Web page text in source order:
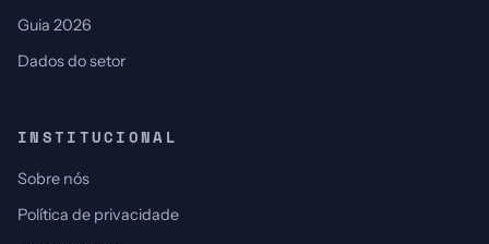
Guia 2026
Dados do setor
INSTITUCIONAL
Sobre nós
Política de privacidade